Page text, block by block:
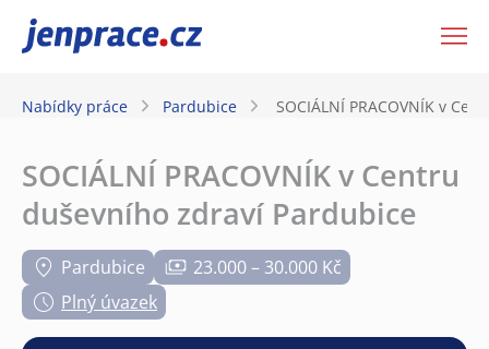
JenPráce.cz
Nabídky práce Pardubice SOCIÁLNÍ PRACOVNÍK v
SOCIÁLNÍ PRACOVNÍK v Centru
duševního zdraví Pardubice
Pardubice
23.000 – 30.000 Kč
Plný úvazek